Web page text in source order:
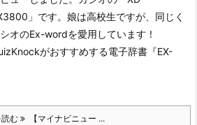
」です。娘は高校生ですが、同じく
オのEx-wordを愛用しています！
がおすすめする電子辞書『EX-
む 【マイナビニュー ...